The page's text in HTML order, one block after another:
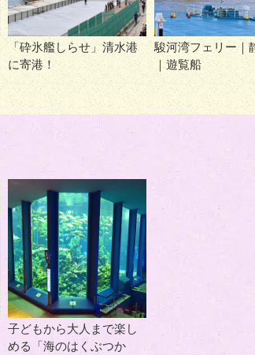
「砕氷艦しらせ」清水港
に寄港！
駿河湾フェリー｜
｜遊覧船
子どもから大人まで楽し
める「海のはくぶつか